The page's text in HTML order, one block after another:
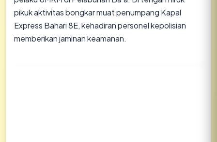
pikuk aktivitas bongkar muat penumpang Kapal
Express Bahari 8E, kehadiran personel kepolisian
memberikan jaminan keamanan.